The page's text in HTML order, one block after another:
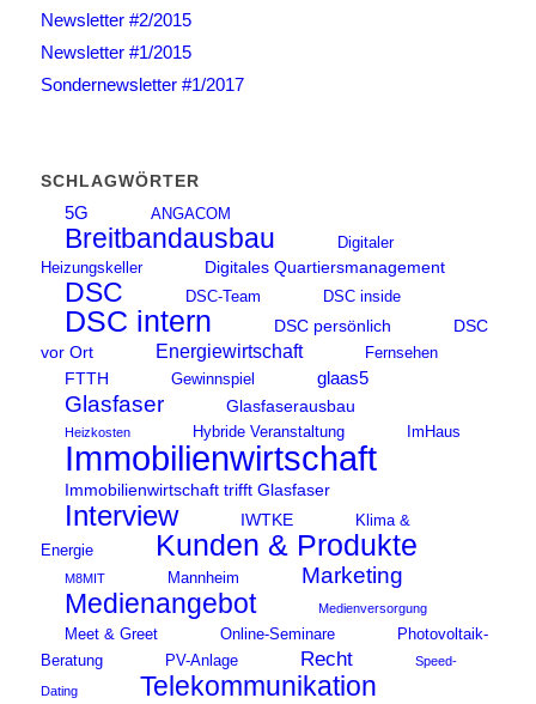
Newsletter #2/2015
Newsletter #1/2015
Sondernewsletter #1/2017
SCHLAGWÖRTER
5G ANGACOM
Breitbandausbau
Digitaler
Heizungskeller
Digitales Quartiersmanagement
DSC DSC-Team DSC inside
DSC intern DSC persönlich
DSC
vor Ort
Energiewirtschaft Fernsehen
FTTH Gewinnspiel glaas5
Glasfaser Glasfaserausbau
Heizkosten Hybride Veranstaltung ImHaus
Immobilienwirtschaft
Immobilienwirtschaft trifft Glasfaser
Interview IWTKE
Klima &
Energie
Kunden & Produkte
M8MIT Mannheim Marketing
Medienangebot Medienversorgung
Meet & Greet Online-Seminare
Photovoltaik-
Beratung
PV-Anlage Recht Speed-
Dating Telekommunikation